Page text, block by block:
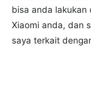
bisa anda lakukan
Xiaomi anda, dan
saya terkait